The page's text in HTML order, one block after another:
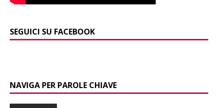
SEGUICI SU FACEBOOK
NAVIGA PER PAROLE CHIAVE